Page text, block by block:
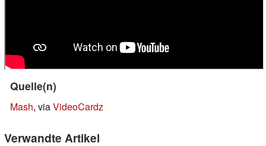
Quelle(n)
Mash, viaVideoCardz
Verwandte Artikel